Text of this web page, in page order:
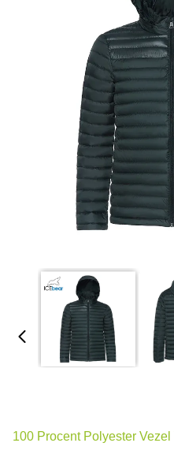
100 Procent Polyester